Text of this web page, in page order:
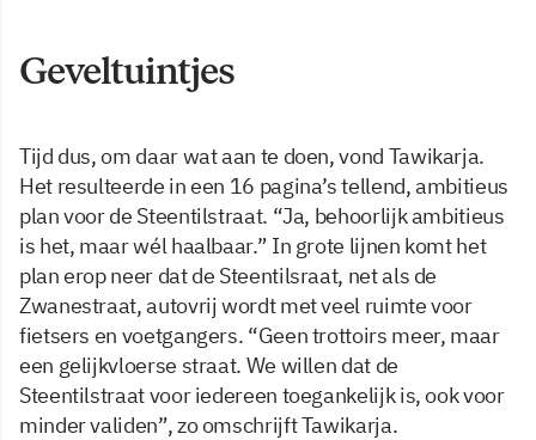
Geveltuintjes
Tijd dus, om daar wat aan te doen, vond Tawikarja.
Het resulteerde in een 16 pagina’s tellend, ambitieus
plan voor de Steentilstraat. “Ja, behoorlijk ambitieus
is het, maar wél haalbaar.” In grote lijnen komt het
plan erop neer dat de Steentilsraat, net als de
Zwanestraat, autovrij wordt met veel ruimte voor
fietsers en voetgangers. “Geen trottoirs meer, maar
een gelijkvloerse straat. We willen dat de
Steentilstraat voor iedereen toegankelijk is, ook voor
minder validen”, zo omschrijft Tawikarja.